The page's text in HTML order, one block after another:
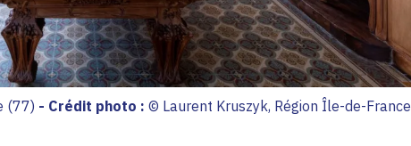
(77) - Crédit photo : © Laurent Kruszyk, Région Île-de-France